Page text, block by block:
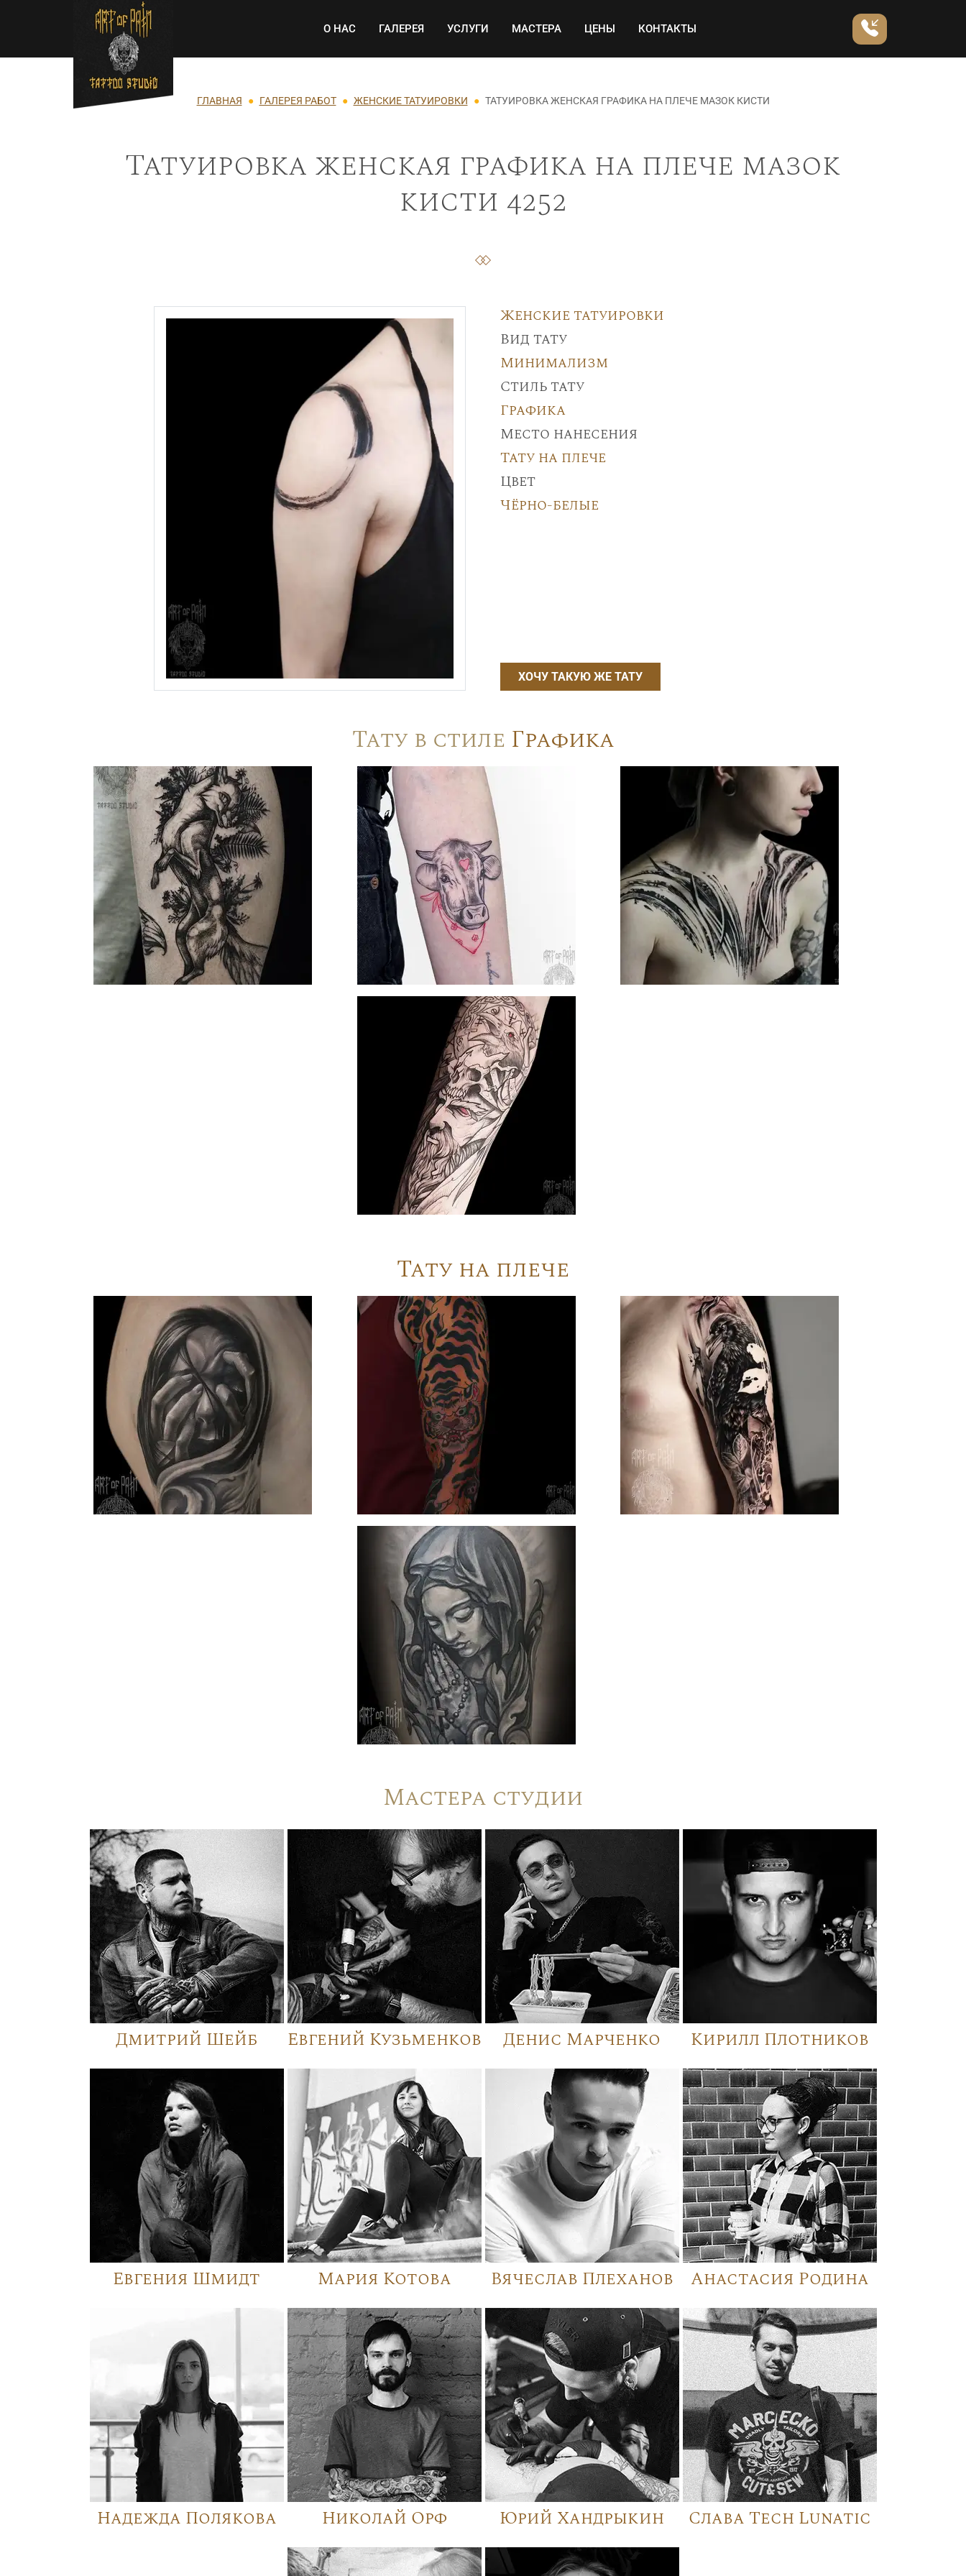
Перейти к основному содержанию Основная навигация
О НАС ГАЛЕРЕЯ УСЛУГИ МАСТЕРА ЦЕНЫ КОНТАКТЫ
Строка навигации
ГЛАВНАЯ ГАЛЕРЕЯ РАБОТ ЖЕНСКИЕ ТАТУИРОВКИ ТАТУИРОВКА ЖЕНСКАЯ ГРАФИКА НА ПЛЕЧЕ МАЗОК КИСТИ
Татуировка женская графика на плече мазок
кисти 4252
Женские татуировки
Вид тату
Минимализм
Стиль тату
Графика
Место нанесения
Тату на плече
Цвет
Чёрно-белые
ХОЧУ ТАКУЮ ЖЕ ТАТУ
Тату в стиле Графика
Тату на плече
Мастера студии
Дмитрий Шейб Евгений Кузьменков Денис Марченко Кирилл Плотников
Евгения Шмидт Мария Котова Вячеслав Плеханов Анастасия Родина
Надежда Полякова Николай Орф Юрий Хандрыкин Слава Tech Lunatic